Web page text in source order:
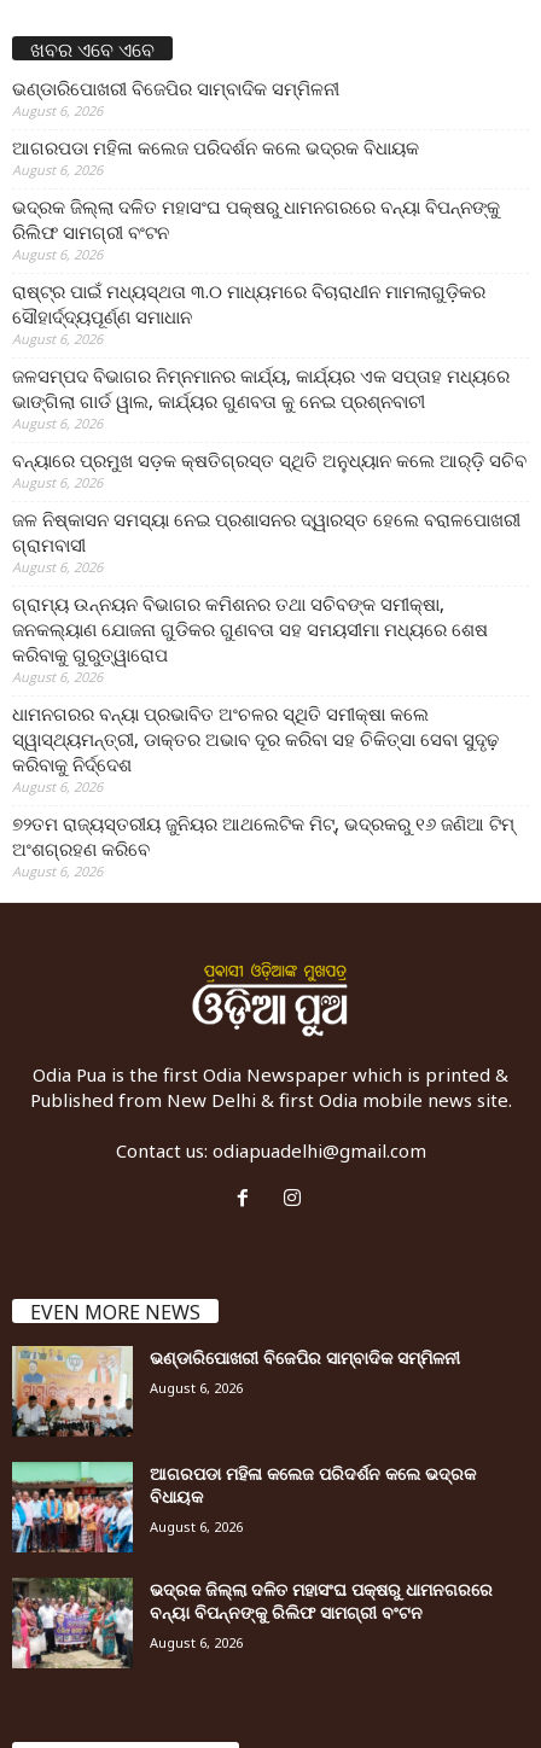
ଖବର ଏବେ ଏବେ
ଭଣ୍ଡାରିପୋଖରୀ ବିଜେପିର ସାମ୍ବାଦିକ ସମ୍ମିଳନୀ
August 6, 2026
ଆଗରପଡା ମହିଳା କଲେଜ ପରିଦର୍ଶନ କଲେ ଭଦ୍ରକ ବିଧାୟକ
August 6, 2026
ଭଦ୍ରକ ଜିଲ୍ଲା ଦଳିତ ମହାସଂଘ ପକ୍ଷରୁ ଧାମନଗରରେ ବନ୍ୟା ବିପନ୍ନଙ୍କୁ
ରିଲିଫ ସାମଗ୍ରୀ ବଂଟନ
August 6, 2026
ରାଷ୍ଟ୍ର ପାଇଁ ମଧ୍ୟସ୍ଥତା ୩.୦ ମାଧ୍ୟମରେ ବିଚାରାଧୀନ ମାମଲାଗୁଡ଼ିକର
ସୌହାର୍ଦ୍ଦ୍ୟପୂର୍ଣ୍ଣ ସମାଧାନ
August 6, 2026
ଜଳସମ୍ପଦ ବିଭାଗର ନିମ୍ନମାନର କାର୍ଯ୍ୟ, କାର୍ଯ୍ୟର ଏକ ସପ୍ତାହ ମଧ୍ୟରେ
ଭାଙ୍ଗିଲା ଗାର୍ଡ ୱାଲ, କାର୍ଯ୍ୟର ଗୁଣବତା କୁ ନେଇ ପ୍ରଶ୍ନବାଚୀ
August 6, 2026
ବନ୍ୟାରେ ପ୍ରମୁଖ ସଡ଼କ କ୍ଷତିଗ୍ରସ୍ତ ସ୍ଥିତି ଅନୁଧ୍ୟାନ କଲେ ଆର୍‌ଡ଼ି ସଚିବ
August 6, 2026
ଜଳ ନିଷ୍କାସନ ସମସ୍ୟା ନେଇ ପ୍ରଶାସନର ଦ୍ୱାରସ୍ତ ହେଲେ ବରାଳପୋଖରୀ
ଗ୍ରାମବାସୀ
August 6, 2026
ଗ୍ରାମ୍ୟ ଉନ୍ନୟନ ବିଭାଗର କମିଶନର ତଥା ସଚିବଙ୍କ ସମୀକ୍ଷା,
ଜନକଲ୍ୟାଣ ଯୋଜନା ଗୁଡିକର ଗୁଣବତା ସହ ସମୟସୀମା ମଧ୍ୟରେ ଶେଷ
କରିବାକୁ ଗୁରୁତ୍ୱାରୋପ
August 6, 2026
ଧାମନଗରର ବନ୍ୟା ପ୍ରଭାବିତ ଅଂଚଳର ସ୍ଥିତି ସମୀକ୍ଷା କଲେ
ସ୍ୱାସ୍ଥ୍ୟମନ୍ତ୍ରୀ, ଡାକ୍ତର ଅଭାବ ଦୂର କରିବା ସହ ଚିକିତ୍ସା ସେବା ସୁଦୃଢ଼
କରିବାକୁ ନିର୍ଦ୍ଦେଶ
August 6, 2026
୭୨ତମ ରାଜ୍ୟସ୍ତରୀୟ ଜୁନିୟର ଆଥଲେଟିକ ମିଟ୍‌, ଭଦ୍ରକରୁ ୧୬ ଜଣିଆ ଟିମ୍
ଅଂଶଗ୍ରହଣ କରିବେ
August 6, 2026
Odia Pua is the first Odia Newspaper which is printed &
Published from New Delhi & first Odia mobile news site.
Contact us: odiapuadelhi@gmail.com
EVEN MORE NEWS
ଭଣ୍ଡାରିପୋଖରୀ ବିଜେପିର ସାମ୍ବାଦିକ ସମ୍ମିଳନୀ
August 6, 2026
ଆଗରପଡା ମହିଳା କଲେଜ ପରିଦର୍ଶନ କଲେ ଭଦ୍ରକ
ବିଧାୟକ
August 6, 2026
ଭଦ୍ରକ ଜିଲ୍ଲା ଦଳିତ ମହାସଂଘ ପକ୍ଷରୁ ଧାମନଗରରେ
ବନ୍ୟା ବିପନ୍ନଙ୍କୁ ରିଲିଫ ସାମଗ୍ରୀ ବଂଟନ
August 6, 2026